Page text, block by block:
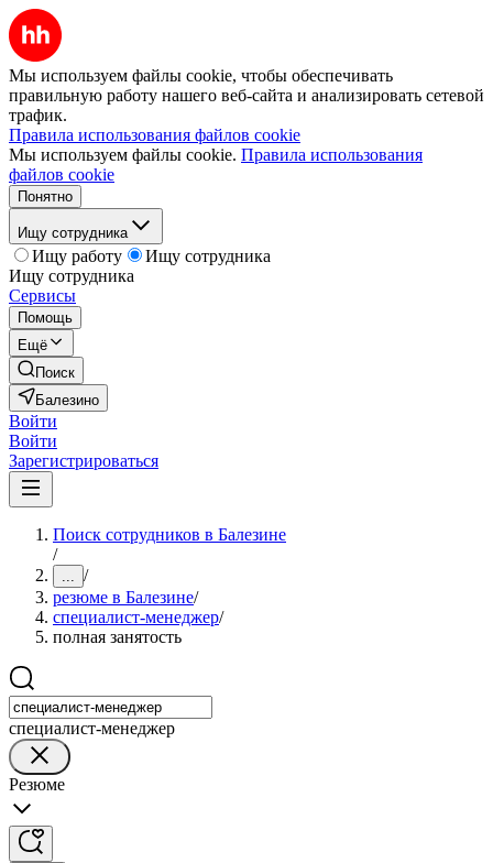
Мы используем файлы cookie, чтобы обеспечивать
правильную работу нашего веб-сайта и анализировать сетевой
трафик.
Правила использования файлов cookie
Мы используем файлы cookie. Правила использования
файлов cookie
Понятно
Ищу сотрудника
Ищу работу
Ищу сотрудника
Ищу сотрудника
Сервисы
Помощь
Ещё
Поиск
Балезино
Войти
Войти
Зарегистрироваться
Поиск сотрудников в Балезине
/
... /
резюме в Балезине/
специалист-менеджер/
полная занятость
специалист-менеджер
Резюме